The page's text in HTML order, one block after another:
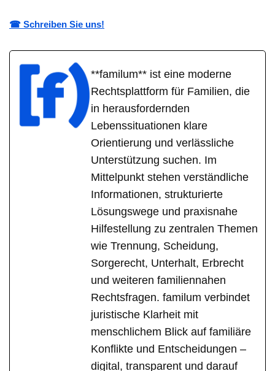
☎ Schreiben Sie uns!
**familum** ist eine moderne
Rechtsplattform für Familien, die
in herausfordernden
Lebenssituationen klare
Orientierung und verlässliche
Unterstützung suchen. Im
Mittelpunkt stehen verständliche
Informationen, strukturierte
Lösungswege und praxisnahe
Hilfestellung zu zentralen Themen
wie Trennung, Scheidung,
Sorgerecht, Unterhalt, Erbrecht
und weiteren familiennahen
Rechtsfragen. familum verbindet
juristische Klarheit mit
menschlichem Blick auf familiäre
Konflikte und Entscheidungen –
digital, transparent und darauf